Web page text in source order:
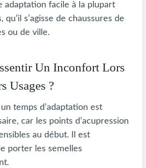
adaptation facile à la plupart
qu’il s’agisse de chaussures de
ou de ville.
Un Inconfort Lors
Usages ?
temps d’adaptation est
car les points d’acupression
au début. Il est
porter les semelles